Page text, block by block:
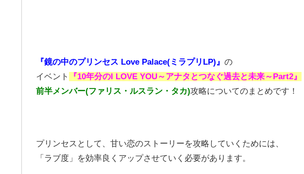
『鏡の中のプリンセス Love Palace(ミラプリLP)』 の
イベント
『10年分のI LOVE YOU～アナタとつなぐ過去と未来～Part2』
前半メンバー(ファリス・ルスラン・タカ)攻略についてのまとめです！
プリンセスとして、甘い恋のストーリーを攻略していくためには、
「ラブ度」を効率良くアップさせていく必要があります。